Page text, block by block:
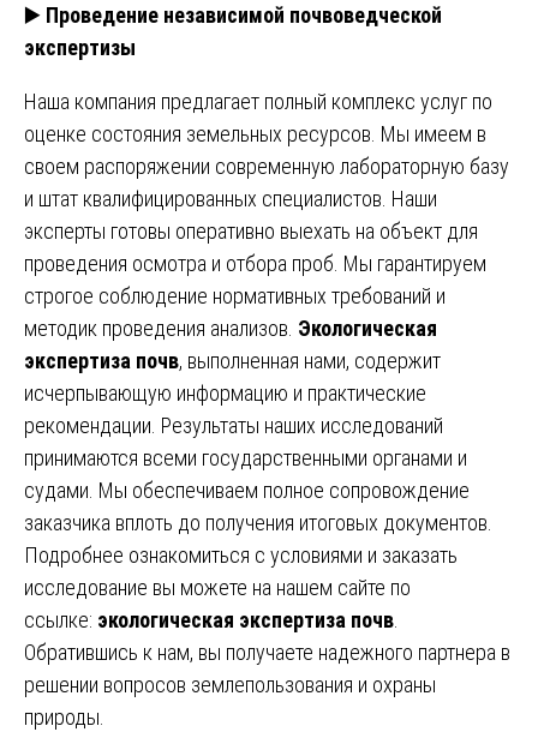
▶️ Проведение независимой почвоведческой
экспертизы
Наша компания предлагает полный комплекс услуг по
оценке состояния земельных ресурсов. Мы имеем в
своем распоряжении современную лабораторную базу
и штат квалифицированных специалистов. Наши
эксперты готовы оперативно выехать на объект для
проведения осмотра и отбора проб. Мы гарантируем
строгое соблюдение нормативных требований и
методик проведения анализов. Экологическая
экспертиза почв, выполненная нами, содержит
исчерпывающую информацию и практические
рекомендации. Результаты наших исследований
принимаются всеми государственными органами и
судами. Мы обеспечиваем полное сопровождение
заказчика вплоть до получения итоговых документов.
Подробнее ознакомиться с условиями и заказать
исследование вы можете на нашем сайте по
ссылке: экологическая экспертиза почв
Обратившись к нам, вы получаете надежного партнера в
решении вопросов землепользования и охраны
природы.